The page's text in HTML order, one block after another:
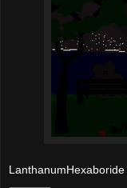
LanthanumHexaboride